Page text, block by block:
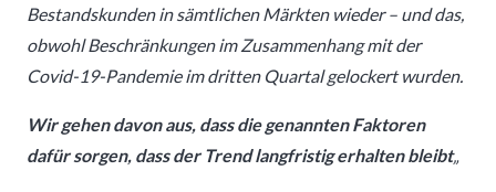
Bestandskunden in sämtlichen Märkten wieder – und das,
obwohl Beschränkungen im Zusammenhang mit der
Covid-19-Pandemie im dritten Quartal gelockert wurden.
Wir gehen davon aus, dass die genannten Faktoren
dafür sorgen, dass der Trend langfristig erhalten bleibt„